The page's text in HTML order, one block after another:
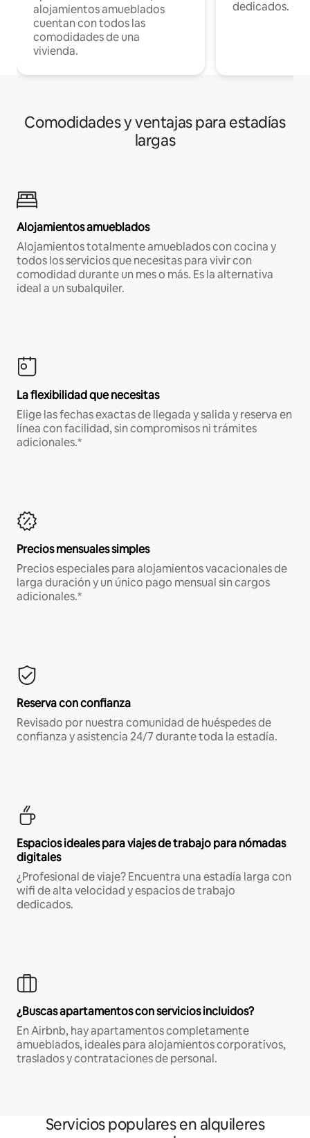
alojamientos amueblados
cuentan con todos las
comodidades de una
vivienda.
dedicados.
Comodidades y ventajas para estadías
largas
Alojamientos amueblados
Alojamientos totalmente amueblados con cocina y
todos los servicios que necesitas para vivir con
comodidad durante un mes o más. Es la alternativa
ideal a un subalquiler.
La flexibilidad que necesitas
Elige las fechas exactas de llegada y salida y reserva en
línea con facilidad, sin compromisos ni trámites
adicionales.*
Precios mensuales simples
Precios especiales para alojamientos vacacionales de
larga duración y un único pago mensual sin cargos
adicionales.*
Reserva con confianza
Revisado por nuestra comunidad de huéspedes de
confianza y asistencia 24/7 durante toda la estadía.
Espacios ideales para viajes de trabajo para nómadas
digitales
¿Profesional de viaje? Encuentra una estadía larga con
wifi de alta velocidad y espacios de trabajo
dedicados.
¿Buscas apartamentos con servicios incluidos?
En Airbnb, hay apartamentos completamente
amueblados, ideales para alojamientos corporativos,
traslados y contrataciones de personal.
Servicios populares en alquileres